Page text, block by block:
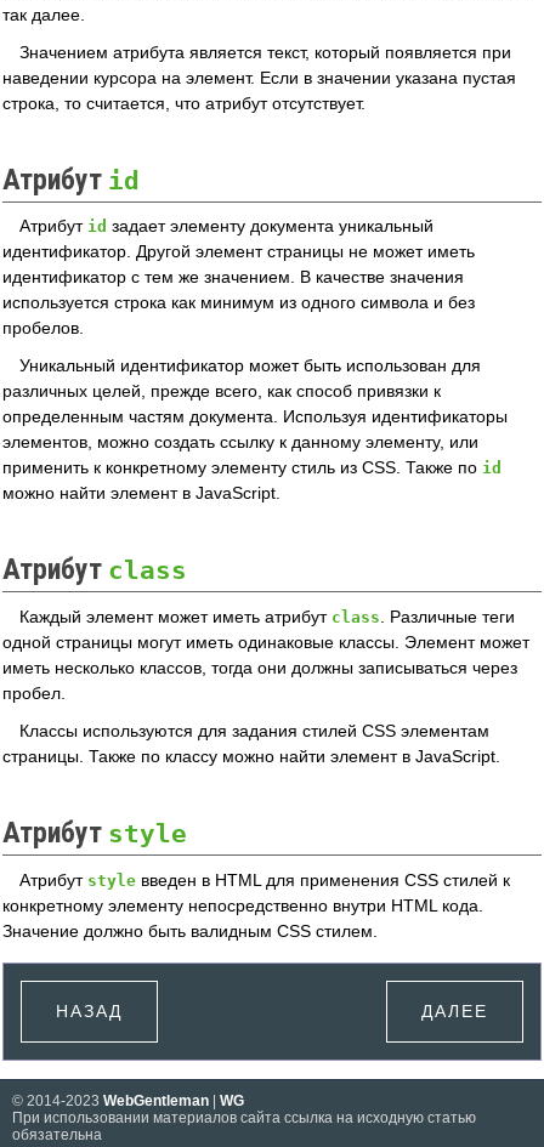
так далее.
Значением атрибута является текст, который появляется при
наведении курсора на элемент. Если в значении указана пустая
строка, то считается, что атрибут отсутствует.
Атрибут id
Атрибут id задает элементу документа уникальный
идентификатор. Другой элемент страницы не может иметь
идентификатор с тем же значением. В качестве значения
используется строка как минимум из одного символа и без
пробелов.
Уникальный идентификатор может быть использован для
различных целей, прежде всего, как способ привязки к
определенным частям документа. Используя идентификаторы
элементов, можно создать ссылку к данному элементу, или
применить к конкретному элементу стиль из CSS. Также по id
можно найти элемент в JavaScript.
Атрибут class
Каждый элемент может иметь атрибут class . Различные теги
одной страницы могут иметь одинаковые классы. Элемент может
иметь несколько классов, тогда они должны записываться через
пробел.
Классы используются для задания стилей CSS элементам
страницы. Также по классу можно найти элемент в JavaScript.
Атрибут style
Атрибут style введен в HTML для применения CSS стилей к
конкретному элементу непосредственно внутри HTML кода.
Значение должно быть валидным CSS стилем.
НАЗАД ДАЛЕЕ
© 2014-2023 WebGentleman | WG
При использовании материалов сайта ссылка на исходную статью
обязательна